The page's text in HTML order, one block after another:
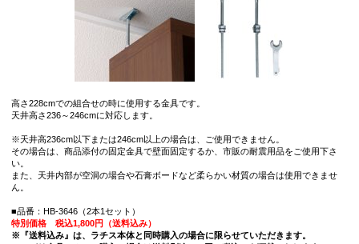
高さ228cmでの組合せの時に使用する金具です。
天井高さ236～246cmに対応します。
※天井高236cm以下または246cm以上の場合は、ご使用できません。
その場合は、商品添付の固定金具で壁面固定するか、市販の耐震用品をご使用下さ
い。
また、天井内部が空洞の場合や石膏ボードなど柔らかい材質の場合は使用できませ
ん。
■品番：HB-3646（2本1セット）
特別価格 税込1,800円（送料込み）
※『送料込み』は、ラチス本体と同時購入の場合に限らせていただきます。